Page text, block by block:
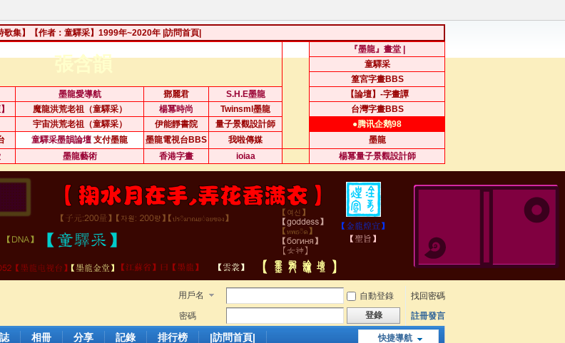
歌集】【作者：童驛采】1999年~2020年 |訪問首頁|
張含韻
『墨龍』畫堂 |
童驛采
篁宮字畫BBS
墨龍愛導航 鄧麗君 S.H.E墨龍
【論壇】-字畫譚
魔龍洪荒老祖（童驛采） 楊冪時尚 Twinsml墨龍
台灣字畫BBS
宇宙洪荒老祖（童驛采） 伊能靜書院 量子景觀設計師
●腾讯企鹅98
童驛采墨韻論壇 支付墨龍 墨龍電視台BBS 我啦傳媒
墨龍
墨龍藝術 香港字畫 ioiaa 楊冪量子景觀設計師
用戶名 自動登錄
找回密碼
密碼
登錄 註冊發言
快捷導航
相冊 分享 記錄 排行榜 |訪問首頁|